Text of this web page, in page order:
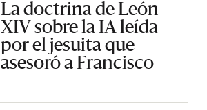
La doctrina de León
XIV sobre la IA leída
por el jesuita que
asesoró a Francisco